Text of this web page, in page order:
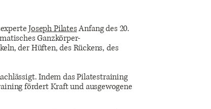
Joseph PilatesAnfang des 20.
Ganzkörper-
der Hüften, des Rückens, des
Indem das Pilatestraining
fördert Kraft und ausgewogene